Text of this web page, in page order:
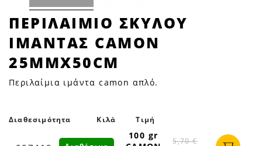
ΠΕΡΙΛΑΙΜΙΟ
ΣΚΥΛΟΥ
ΙΜΑΝΤΑΣ
CAMON
25mmX50cm
|
ΠΕΡΙΛΑΙΜΙΟ ΣΚΥΛΟΥ
ΙΜΑΝΤΑΣ CAMON
25MMX50CM
Περιλαίμια ιμάντα camon απλό.
Διαθεσιμότητα Κιλά Τιμή
100 gr
5,70 €